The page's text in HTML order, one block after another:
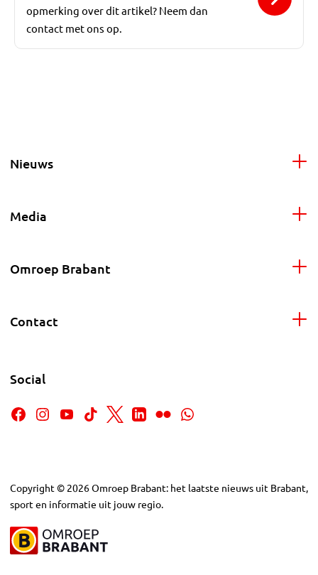
opmerking over dit artikel? Neem dan
contact met ons op.
Nieuws
Media
Omroep Brabant
Contact
Social
Copyright © 2026Omroep Brabant: het laatste nieuws uit Brabant,
sport en informatie uit jouw regio.